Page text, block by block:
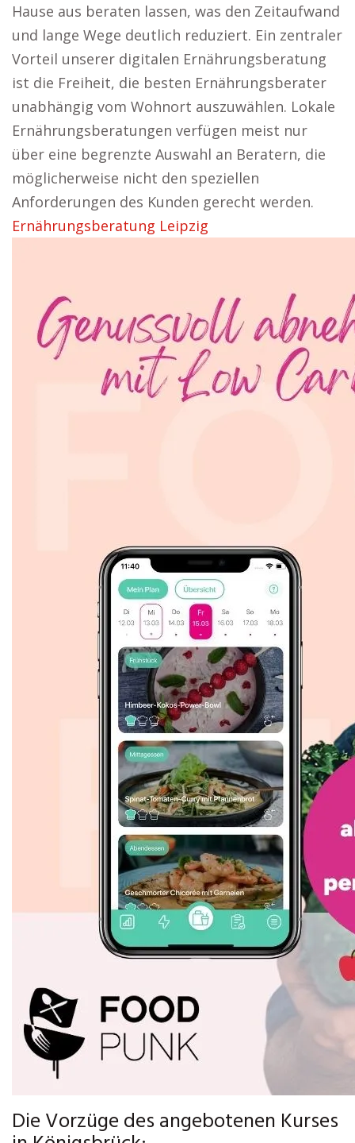
Hause aus beraten lassen, was den Zeitaufwand
und lange Wege deutlich reduziert. Ein zentraler
Vorteil unserer digitalen Ernährungsberatung
ist die Freiheit, die besten Ernährungsberater
unabhängig vom Wohnort auszuwählen. Lokale
Ernährungsberatungen verfügen meist nur
über eine begrenzte Auswahl an Beratern, die
möglicherweise nicht den speziellen
Anforderungen des Kunden gerecht werden.
Ernährungsberatung Leipzig
Die Vorzüge des angebotenen Kurses